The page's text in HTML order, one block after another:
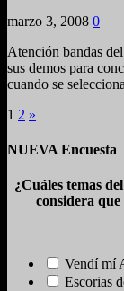
marzo 3, 2008 0
Atención bandas
sus demos para
cuando se
Paginación
de
1 2 »
NUEVA Encuesta
¿Cuáles temas
considera que
Vendí mí
Escorias